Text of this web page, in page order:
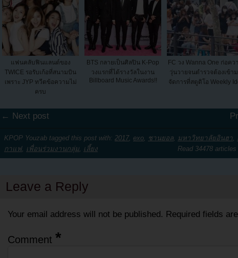
แฟนคลับฟินแลนด์ของ
TWICE รอรับเก้อที่สนามบิน
เพราะ JYP ทวีตข้อความไม่
ครบ
BTS กลายเป็นศิลปิน K-Pop
วงแรกที่ได้รางวัลในงาน
Billboard Music Awards!!
FC วง Wanna One ก่อคว
วุ่นวายจนตำรวจต้องเข้า
จัดการที่สตูดิโอ Weekly
← Next post
KPOP Youzab tagged this post with: 2017, exo ชานยอล มหาวิทยาลัยอินฮา
กาแฟ, เพื่อนร่วมงานกลุ่ม เลี้ยง Read 34478
Leave a Reply
Your email address will not be published. Required fields
Comment *